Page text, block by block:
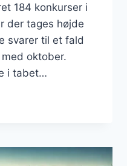
184 konkurser i
der tages højde
svarer til et fald
oktober.
i tabet…